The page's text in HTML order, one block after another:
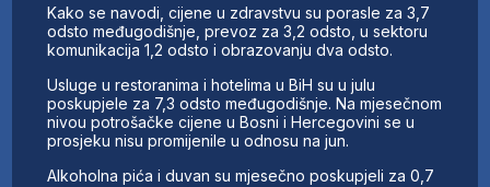
Kako se navodi, cijene u zdravstvu su porasle za 3,7
odsto međugodišnje, prevoz za 3,2 odsto, u sektoru
komunikacija 1,2 odsto i obrazovanju dva odsto.
Usluge u restoranima i hotelima u BiH su u julu
poskupjele za 7,3 odsto međugodišnje. Na mjesečnom
nivou potrošačke cijene u Bosni i Hercegovini se u
prosjeku nisu promijenile u odnosu na jun.
Alkoholna pića i duvan su mjesečno poskupjeli za 0,7